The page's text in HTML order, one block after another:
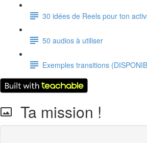
30 idées de Reels pour ton
50 audios à utiliser
Exemples transitions
Ta mission !